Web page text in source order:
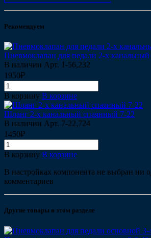
Рекомендуем
Пневмоклапан для педали 2-х канальный
В наличии Арт. 1-56,232
1950₽
В корзину В корзине
Шланг 2-х канальный спаянный 7-22
В наличии Арт. 7-22,724
1450₽
В корзину В корзине
В настройках компонента не выбран ни
комментариев
Другие товары в этом разделе